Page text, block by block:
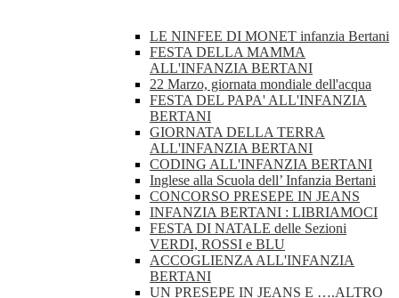
LE NINFEE DI MONET infanzia Bertani
FESTA DELLA MAMMA
ALL'INFANZIA BERTANI
22 Marzo, giornata mondiale dell'acqua
FESTA DEL PAPA' ALL'INFANZIA
BERTANI
GIORNATA DELLA TERRA
ALL'INFANZIA BERTANI
CODING ALL'INFANZIA BERTANI
Inglese alla Scuola dell’ Infanzia Bertani
CONCORSO PRESEPE IN JEANS
INFANZIA BERTANI : LIBRIAMOCI
FESTA DI NATALE delle Sezioni
VERDI, ROSSI e BLU
ACCOGLIENZA ALL'INFANZIA
BERTANI
UN PRESEPE IN JEANS E ….ALTRO